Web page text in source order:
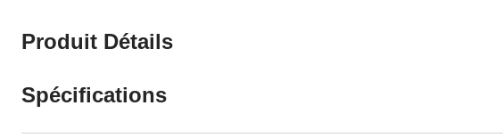
Produit Détails
Spécifications